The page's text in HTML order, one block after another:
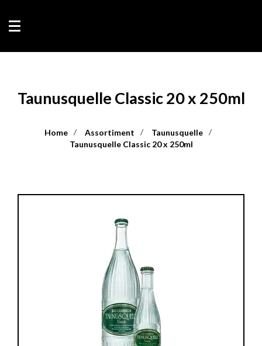
Taunusquelle Classic 20 x 250ml
Home Assortiment
Taunusquelle
Taunusquelle Classic 20 x 250ml